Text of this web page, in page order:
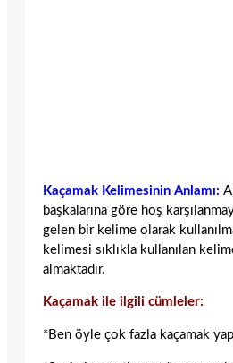
Kaçamak Kelimesinin Anlamı:
başkalarına göre hoş
gelen bir kelime olarak
kelimesi sıklıkla kullanılan
almaktadır.
Kaçamak ile ilgili cümleler:
*Ben öyle çok fazla kaçamak